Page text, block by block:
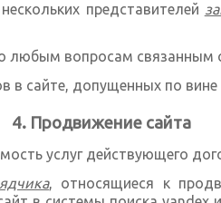
представителей
любым вопросам связанным
в сайте, допущенных по вине
Продвижение сайта
услуг действующего
, относящиеся к